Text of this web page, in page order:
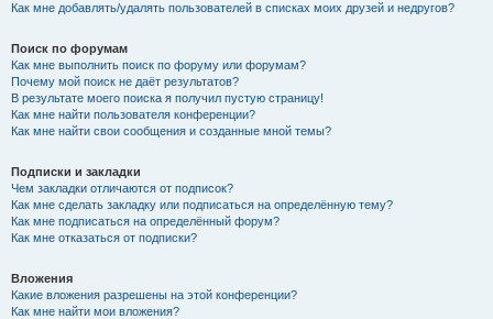
Как мне добавлять/удалять пользователей в списках моих друзей и недругов?
Поиск по форумам
Как мне выполнить поиск по форуму или форумам?
Почему мой поиск не даёт результатов?
В результате моего поиска я получил пустую страницу!
Как мне найти пользователя конференции?
Как мне найти свои сообщения и созданные мной темы?
Подписки и закладки
Чем закладки отличаются от подписок?
Как мне сделать закладку или подписаться на определённую тему?
Как мне подписаться на определённый форум?
Как мне отказаться от подписки?
Вложения
Какие вложения разрешены на этой конференции?
Как мне найти мои вложения?